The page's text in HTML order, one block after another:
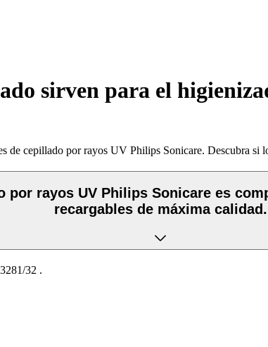
sirven para el
de cepillado por rayos UV Philips Sonicare. Descubra si
por rayos UV Philips Sonicare es
recargables de máxima calidad.
32 .